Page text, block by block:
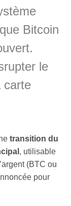
Bitcoin
le
carte
transition du
, utilisable
(BTC ou
pour